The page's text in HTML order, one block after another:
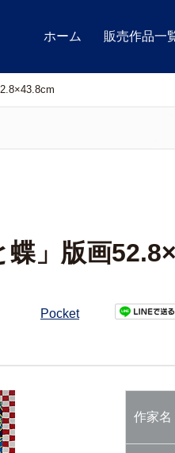
ホーム 販売作品一
蝶」版画
Pocket
作家名